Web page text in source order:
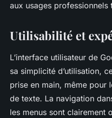
aux usages professionnels
Utilisabilité et
L’interface utilisateur de
sa simplicité d’utilisation,
prise en main, même pour
de texte. La navigation
les menus sont clairement